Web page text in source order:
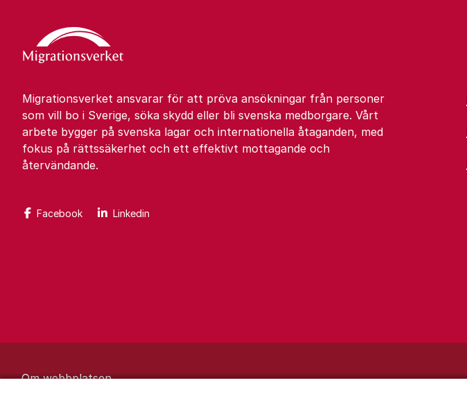
Migrationsverket ansvarar för att pröva ansökningar från personer
som vill bo i Sverige, söka skydd eller bli svenska medborgare. Vårt
arbete bygger på svenska lagar och internationella åtaganden, med
fokus på rättssäkerhet och ett effektivt mottagande och
återvändande.
Facebook Linkedin
Om webbplatsen